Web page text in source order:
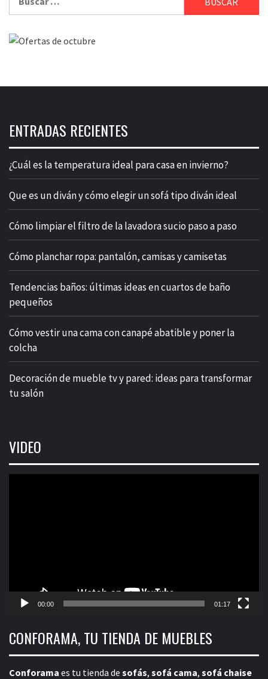
ENTRADAS RECIENTES
¿Cuál es la temperatura ideal para casa en invierno?
Que es un diván y cómo elegir un sofá tipo diván ideal
Cómo limpiar el filtro de la lavadora sucio paso a paso
Cómo planchar ropa: pantalón, camisas y camisetas
Tendencias baños: últimas ideas en cuartos de baño
pequeños
Cómo vestir una cama con canapé abatible y poner la
colcha
Decoración de mueble tv y pared: ideas para transformar
tu salón
VIDEO
00:00 01:17
CONFORAMA, TU TIENDA DE MUEBLES
Conforama es tu tienda de sofás, sofá cama, sofá chaise